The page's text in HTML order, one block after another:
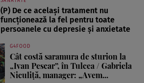
(P) De ce același tratament nu
funcționează la fel pentru toate
persoanele cu depresie și anxietate
G4FOOD
Cât costă saramura de sturion la
„Ivan Pescar”, în Tulcea / Gabriela
Niculiță, manager: „Avem...